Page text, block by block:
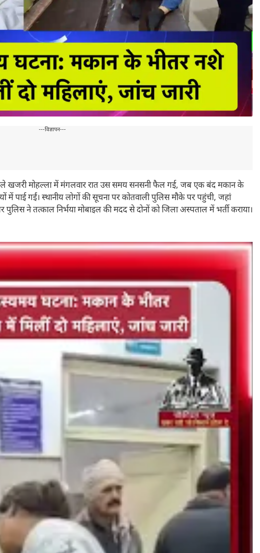
---विज्ञापन---
खजरी मोहल्ला में मंगलवार रात उस समय सनसनी फैल गई, जब एक बंद मकान के
में पाई गईं। स्थानीय लोगों की सूचना पर कोतवाली पुलिस मौके पर पहुंची, जहां
ने तत्काल निर्भया मोबाइल की मदद से दोनों को जिला अस्पताल में भर्ती कराया।